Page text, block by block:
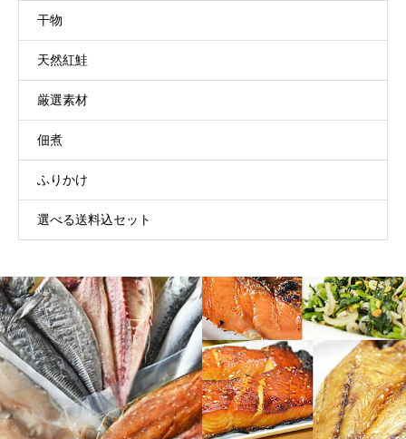
干物
天然紅鮭
厳選素材
佃煮
ふりかけ
選べる送料込セット